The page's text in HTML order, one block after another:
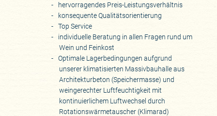
hervorragendes Preis-Leistungsverhältnis
konsequente Qualitätsorientierung
Top Service
individuelle Beratung in allen Fragen rund um
Wein und Feinkost
Optimale Lagerbedingungen aufgrund
unserer klimatisierten Massivbauhalle aus
Architekturbeton (Speichermasse) und
weingerechter Luftfeuchtigkeit mit
kontinuierlichem Luftwechsel durch
Rotationswärmetauscher (Klimarad)